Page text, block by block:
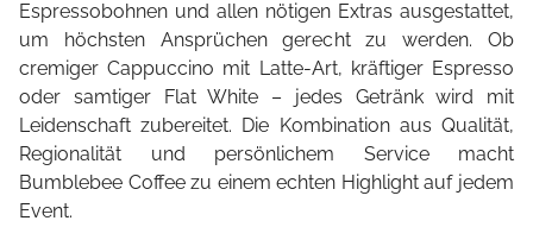
Espressobohnen und allen nötigen Extras ausgestattet,
um höchsten Ansprüchen gerecht zu werden. Ob
cremiger Cappuccino mit Latte-Art, kräftiger Espresso
oder samtiger Flat White – jedes Getränk wird mit
Leidenschaft zubereitet. Die Kombination aus Qualität,
Regionalität und persönlichem Service macht
Bumblebee Coffee zu einem echten Highlight auf jedem
Event.